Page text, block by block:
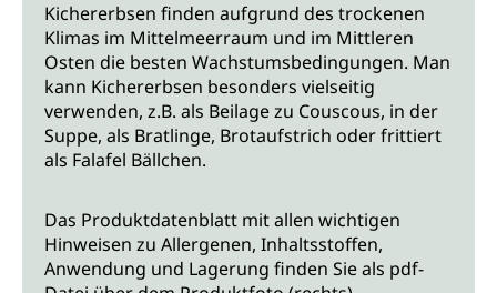
Kichererbsen finden aufgrund des trockenen
Klimas im Mittelmeerraum und im Mittleren
Osten die besten Wachstumsbedingungen. Man
kann Kichererbsen besonders vielseitig
verwenden, z.B. als Beilage zu Couscous, in der
Suppe, als Bratlinge, Brotaufstrich oder frittiert
als Falafel Bällchen.
Das Produktdatenblatt mit allen wichtigen
Hinweisen zu Allergenen, Inhaltsstoffen,
Anwendung und Lagerung finden Sie als pdf-